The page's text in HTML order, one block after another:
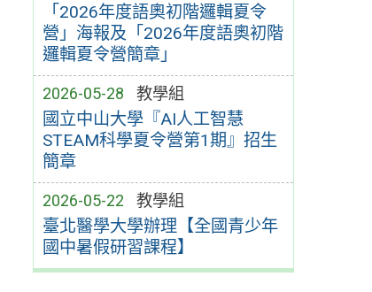
「2026年度語奧初階邏輯夏令
營」海報及「2026年度語奧初階
邏輯夏令營簡章」
2026-05-28 教學組
國立中山大學『AI人工智慧
STEAM科學夏令營第1期』招生
簡章
2026-05-22 教學組
臺北醫學大學辦理【全國青少年
國中暑假研習課程】